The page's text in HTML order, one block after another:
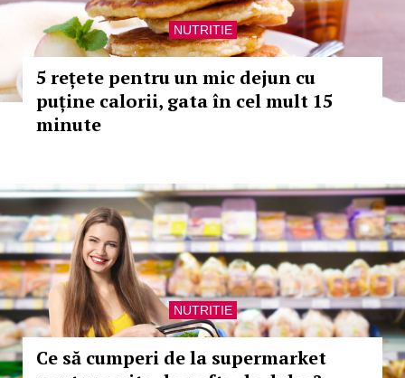
NUTRITIE
5 rețete pentru un mic dejun cu
puține calorii, gata în cel mult 15
minute
NUTRITIE
Ce să cumperi de la supermarket